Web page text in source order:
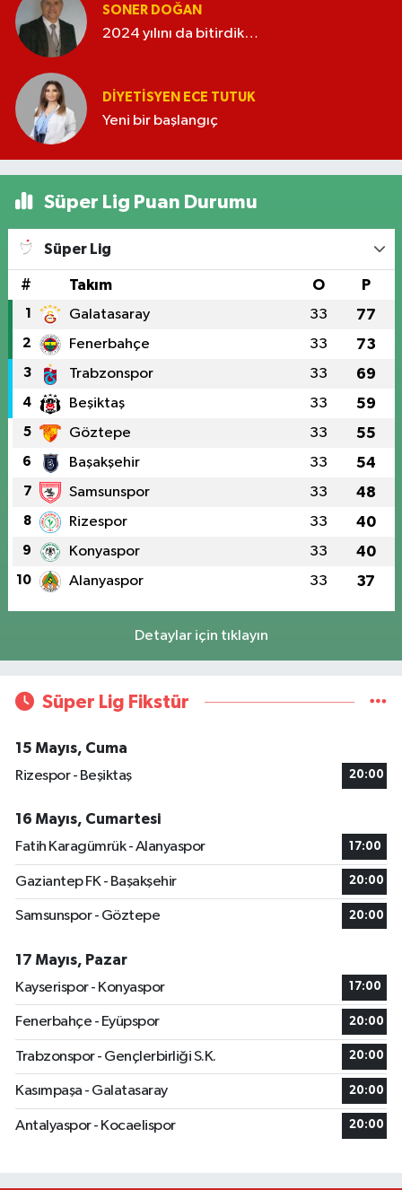
SONER DOĞAN
2024 yılını da bitirdik…
DIYETISYEN ECE TUTUK
Yeni bir başlangıç
Süper Lig Puan Durumu
Süper Lig
# Takım O P
1 Galatasaray 33 77
2 Fenerbahçe 33 73
3 Trabzonspor 33 69
4 Beşiktaş 33 59
5 Göztepe 33 55
6 Başakşehir 33 54
7 Samsunspor 33 48
8 Rizespor 33 40
9 Konyaspor 33 40
10 Alanyaspor 33 37
Detaylar için tıklayın
Süper Lig Fikstür
15 Mayıs, Cuma
Rizespor - Beşiktaş
20:00
16 Mayıs, Cumartesi
Fatih Karagümrük - Alanyaspor
17:00
Gaziantep FK - Başakşehir 20:00
Samsunspor - Göztepe 20:00
17 Mayıs, Pazar
Kayserispor - Konyaspor
17:00
Fenerbahçe - Eyüpspor 20:00
Trabzonspor - Gençlerbirliği S.K. 20:00
Kasımpaşa - Galatasaray 20:00
Antalyaspor - Kocaelispor 20:00